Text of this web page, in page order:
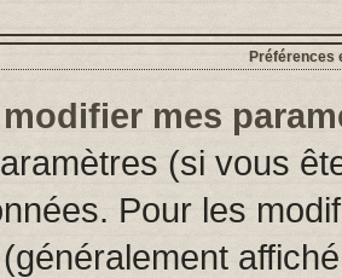
Préférences
mes
(si vous
Pour les